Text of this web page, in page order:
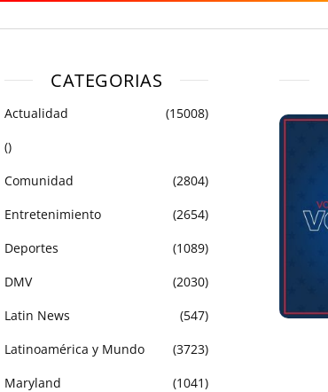
CATEGORIAS
Actualidad
(15008)
()
Comunidad
(2804)
Entretenimiento
(2654)
Deportes
(1089)
DMV
(2030)
Latin News
(547)
Latinoamérica y Mundo
(3723)
Maryland
(1041)